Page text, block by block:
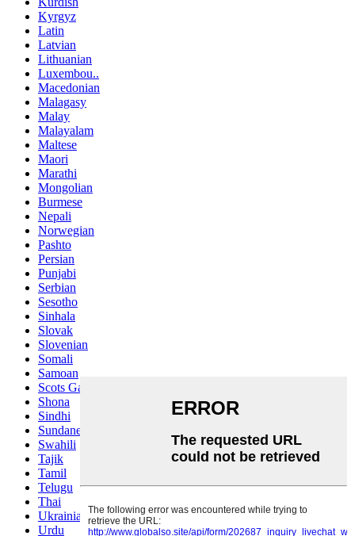
Kyrgyz
Latin
Latvian
Lithuanian
Luxembou..
Macedonian
Malagasy
Malay
Malayalam
Maltese
Maori
Marathi
Mongolian
Burmese
Nepali
Norwegian
Pashto
Persian
Punjabi
Serbian
Sesotho
Sinhala
Slovak
Slovenian
Somali
Samoan
Scots Gaelic
Shona
Sindhi
Sundanese
Swahili
Tajik
Tamil
Telugu
Thai
Ukrainian
Urdu